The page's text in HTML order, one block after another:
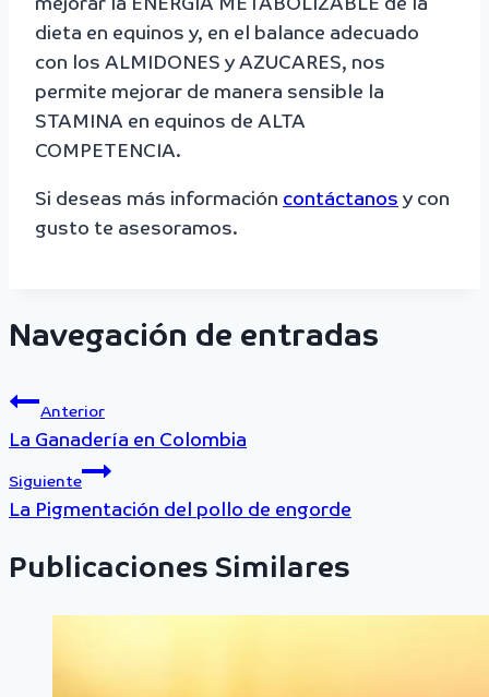
mejorar la ENERGIA METABOLIZABLE de la
dieta en equinos y, en el balance adecuado
con los ALMIDONES y AZUCARES, nos
permite mejorar de manera sensible la
STAMINA en equinos de ALTA
COMPETENCIA.
Si deseas más información contáctanos y con
gusto te asesoramos.
Navegación de entradas
Anterior
La Ganadería en Colombia
Siguiente
La Pigmentación del pollo de engorde
Publicaciones Similares